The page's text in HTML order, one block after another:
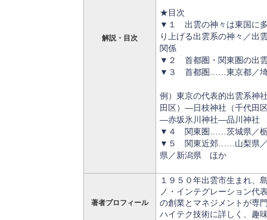
解説・目次
★目次
▼１ 出雲の神々は東国に
り上げる出雲系の神々／出
関係
▼２ 首都圏・関東圏の出
▼３ 首都圏……東京都／埼
例）東京の代表的出雲系神
田区）―日枝神社（千代田
―赤坂氷川神社―品川神社
▼４ 関東圏……茨城県／
▼５ 関東近郊……山梨県／
県／新潟県 ほか
著者プロフィール
１９５０年出雲市生まれ、
ノ・インテグレーション代
の創業とマネジメントが専
ハイテク技術に詳しく、趣